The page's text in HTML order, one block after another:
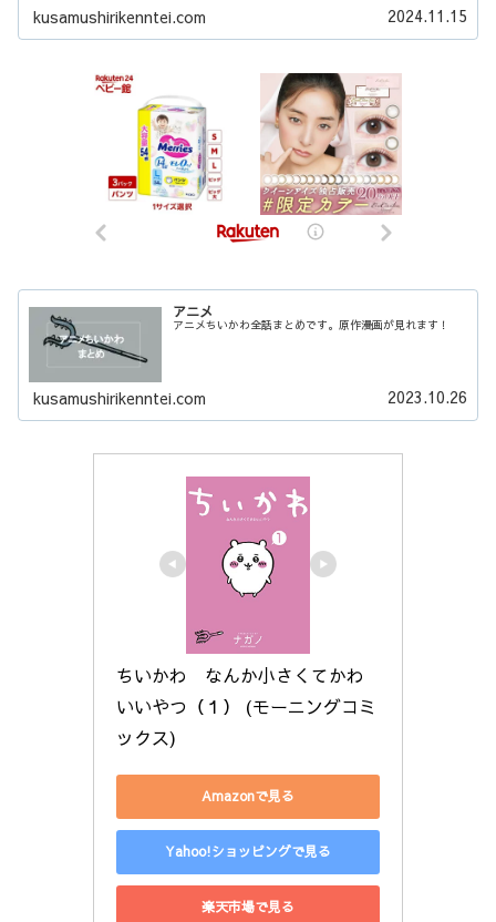
kusamushirikenntei.com 2024.11.15
アニメ
アニメちいかわ全話まとめです。原作漫画が見れます！
kusamushirikenntei.com 2023.10.26
ちいかわ　なんか小さくてかわ
いいやつ（１） (モーニングコミ
ックス)
Amazonで見る
Yahoo!ショッピングで見る
楽天市場で見る